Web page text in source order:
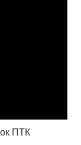
ПТК